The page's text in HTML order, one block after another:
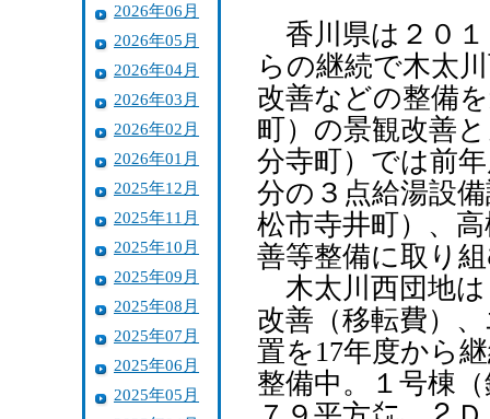
2026年06月
2026年05月
2026年04月
2026年03月
2026年02月
2026年01月
2025年12月
2025年11月
2025年10月
2025年09月
2025年08月
2025年07月
2025年06月
2025年05月
香川県は２０１
らの継続で木太
改善などの整備
町）の景観改善
分寺町）では前
分の３点給湯設
松市寺井町）、
善等整備に取り
木太川西団地は
改善（移転費）
置を17年度から
整備中。１号棟